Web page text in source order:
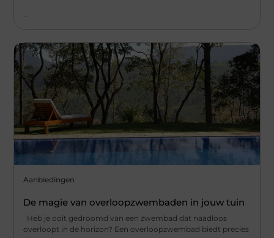
...
Aanbiedingen
De magie van overloopzwembaden in jouw tuin
Heb je ooit gedroomd van een zwembad dat naadloos
overloopt in de horizon? Een overloopzwembad biedt precies